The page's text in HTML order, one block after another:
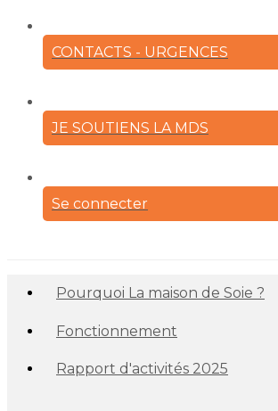
CONTACTS - URGENCES
JE SOUTIENS LA MDS
Se connecter
Pourquoi La maison de Soie ?
Fonctionnement
Rapport d'activités 2025